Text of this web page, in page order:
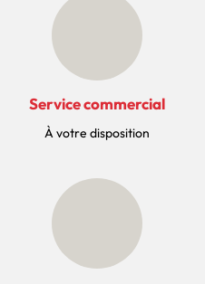
Service commercial
À votre disposition